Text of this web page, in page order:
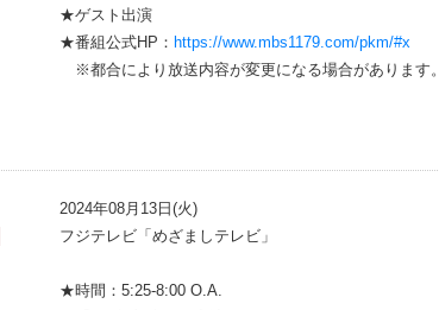
★ゲスト出演
★番組公式HP： https://www.mbs1179.com/pkm/#x
※都合により放送内容が変更になる場合があります。
2024年08月13日(火)
フジテレビ「めざましテレビ」
★時間：5:25-8:00 O.A.